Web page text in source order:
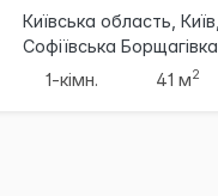
Київська область, Київ,
Софіївська Борщагівка
1-кімн.
41 м2